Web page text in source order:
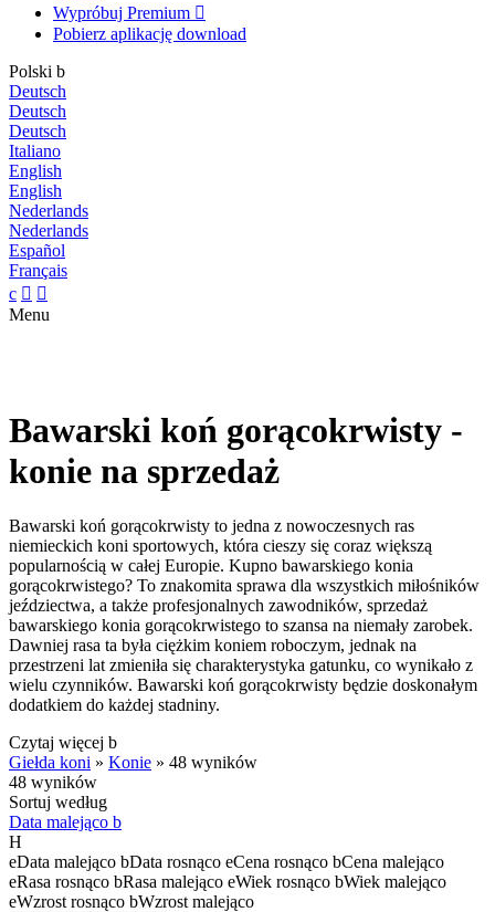
Wypróbuj Premium 
Pobierz aplikację download
Polski b
Deutsch
Deutsch
Deutsch
Italiano
English
English
Nederlands
Nederlands
Español
Français
c  
Menu
Bawarski koń gorącokrwisty -
konie na sprzedaż
Bawarski koń gorącokrwisty to jedna z nowoczesnych ras
niemieckich koni sportowych, która cieszy się coraz większą
popularnością w całej Europie. Kupno bawarskiego konia
gorącokrwistego? To znakomita sprawa dla wszystkich miłośników
jeździectwa, a także profesjonalnych zawodników, sprzedaż
bawarskiego konia gorącokrwistego to szansa na niemały zarobek.
Dawniej rasa ta była ciężkim koniem roboczym, jednak na
przestrzeni lat zmieniła się charakterystyka gatunku, co wynikało z
wielu czynników. Bawarski koń gorącokrwisty będzie doskonałym
dodatkiem do każdej stadniny.
Czytaj więcej b
Giełda koni » Konie » 48 wyników
48 wyników
Sortuj według
Data malejąco b
H
eData malejąco bData rosnąco eCena rosnąco bCena malejąco
eRasa rosnąco bRasa malejąco eWiek rosnąco bWiek malejąco
eWzrost rosnąco bWzrost malejąco